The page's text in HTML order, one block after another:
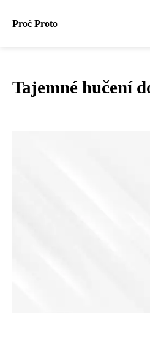
Proč Proto
Tajemné hučení